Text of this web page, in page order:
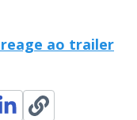
ao trailer